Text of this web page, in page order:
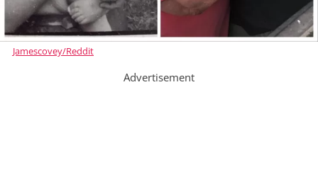
Jamescovey/Reddit
Advertisement